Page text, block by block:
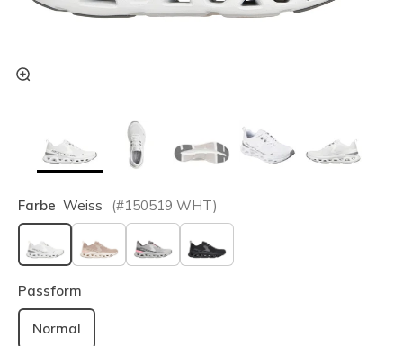
Farbe Weiss (#150519 WHT)
ausgewählt
Passform
Normal